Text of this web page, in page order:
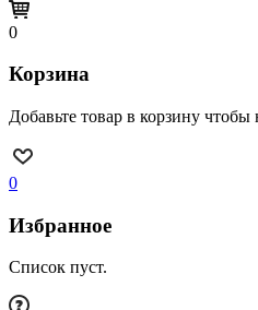
0
Корзина
Добавьте товар в корзину чтобы
0
Избранное
Список пуст.